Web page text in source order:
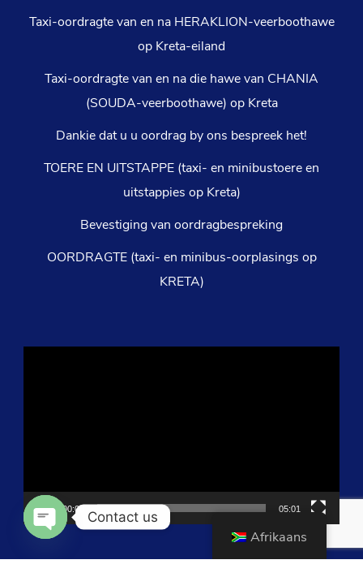
Taxi-oordragte van en na HERAKLION-veerboothawe
op Kreta-eiland
Taxi-oordragte van en na die hawe van CHANIA
(SOUDA-veerboothawe) op Kreta
Dankie dat u u oordrag by ons bespreek het!
TOERE EN UITSTAPPE (taxi- en minibustoere en
uitstappies op Kreta)
Bevestiging van oordragbespreking
OORDRAGTE (taxi- en minibus-oorplasings op
KRETA)
00:00 05:01
Afrikaans
Contact us